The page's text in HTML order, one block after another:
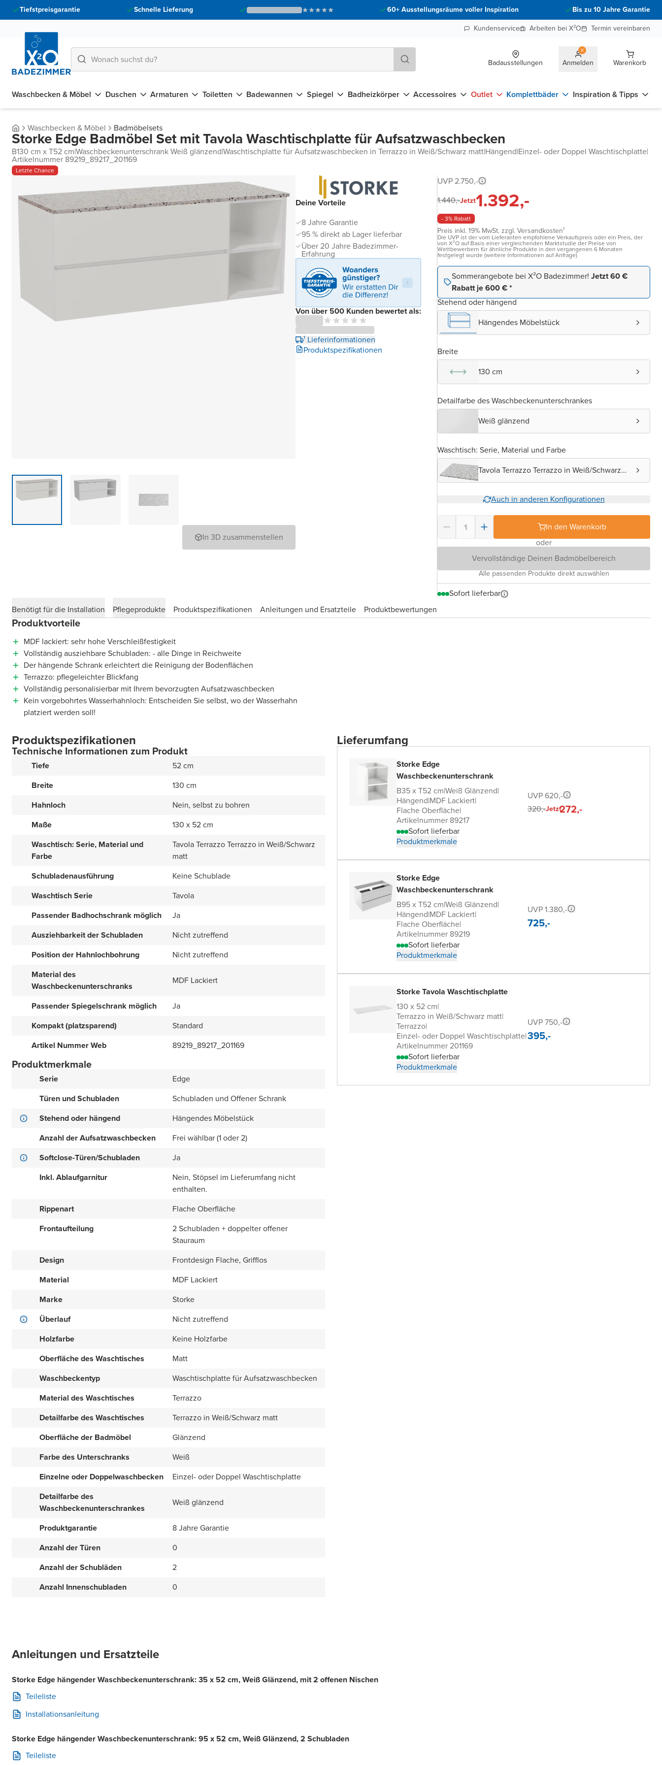
Tiefstpreisgarantie Schnelle Lieferung 60+ Ausstellungsräume voller Inspiration
Bis zu 10 Jahre Garantie
Kundenservice
Arbeiten bei X²O Termin vereinbaren
Badausstellungen Anmelden Warenkorb
Waschbecken & Möbel Duschen Armaturen Toiletten Badewannen Spiegel Badheizkörper Accessoires Outlet Komplettbäder Inspiration & Tipps
Waschbecken & Möbel Badmöbelsets
Storke Edge Badmöbel Set mit Tavola Waschtischplatte für Aufsatzwaschbecken
B130 cm x T52 cm|Waschbeckenunterschrank Weiß glänzend|Waschtischplatte für Aufsatzwaschbecken in Terrazzo in Weiß/Schwarz matt|Hängend|Einzel- oder Doppel Waschtischplatte|
Artikelnummer 89219_89217_201169
Letzte Chance
In 3D zusammenstellen
Deine Vorteile
8 Jahre Garantie
95 % direkt ab Lager lieferbar
Über 20 Jahre Badezimmer-
Erfahrung
Von über 500 Kunden bewertet als:
¹ Lieferinformationen
Produktspezifikationen
UVP 2.750,-
1.440,-Jetzt1.392,-
- 3% Rabatt
Preis inkl. 19% MwSt. zzgl. Versandkosten¹
Die UVP ist der vom Lieferanten empfohlene Verkaufspreis oder ein Preis, der
von X²O auf Basis einer vergleichenden Marktstudie der Preise von
Wettbewerbern für ähnliche Produkte in den vergangenen 6 Monaten
festgelegt wurde (weitere Informationen auf Anfrage)
Sommerangebote bei X²O Badezimmer! Jetzt 60 €
Rabatt je 600 € *
Stehend oder hängend
Hängendes Möbelstück
Breite
130 cm
Detailfarbe des Waschbeckenunterschrankes
Weiß glänzend
Waschtisch: Serie, Material und Farbe
Tavola Terrazzo Terrazzo in Weiß/Schwarz
Auch in anderen Konfigurationen
In den Warenkorb
oder
Vervollständige Deinen Badmöbelbereich
Alle passenden Produkte direkt auswählen
Sofort lieferbar
Benötigt für die Installation
Pflegeprodukte Produktspezifikationen Anleitungen und Ersatzteile Produktbewertungen
Produktvorteile
MDF lackiert: sehr hohe Verschleißfestigkeit
Vollständig ausziehbare Schubladen: - alle Dinge in Reichweite
Der hängende Schrank erleichtert die Reinigung der Bodenflächen
Terrazzo: pflegeleichter Blickfang
Vollständig personalisierbar mit Ihrem bevorzugten Aufsatzwaschbecken
Kein vorgebohrtes Wasserhahnloch: Entscheiden Sie selbst, wo der Wasserhahn
platziert werden soll!
Produktspezifikationen
Technische Informationen zum Produkt
Tiefe
52 cm
Breite
130 cm
Hahnloch
Nein, selbst zu bohren
Maße
130 x 52 cm
Waschtisch: Serie, Material und
Farbe
Tavola Terrazzo Terrazzo in Weiß/Schwarz
matt
Schubladenausführung
Keine Schublade
Waschtisch Serie
Tavola
Passender Badhochschrank möglich
Ja
Ausziehbarkeit der Schubladen
Nicht zutreffend
Position der Hahnlochbohrung
Nicht zutreffend
Material des
Waschbeckenunterschranks
MDF Lackiert
Passender Spiegelschrank möglich
Ja
Kompakt (platzsparend)
Standard
Artikel Nummer Web
89219_89217_201169
Produktmerkmale
Serie
Edge
Türen und Schubladen
Schubladen und Offener Schrank
Stehend oder hängend
Hängendes Möbelstück
Anzahl der Aufsatzwaschbecken
Frei wählbar (1 oder 2)
Softclose-Türen/Schubladen
Ja
Inkl. Ablaufgarnitur
Nein, Stöpsel im Lieferumfang nicht
enthalten.
Rippenart
Flache Oberfläche
Frontaufteilung
2 Schubladen + doppelter offener
Stauraum
Design
Frontdesign Flache, Grifflos
Material
MDF Lackiert
Marke
Storke
Überlauf
Nicht zutreffend
Holzfarbe
Keine Holzfarbe
Oberfläche des Waschtisches
Matt
Waschbeckentyp
Waschtischplatte für Aufsatzwaschbecken
Material des Waschtisches
Terrazzo
Detailfarbe des Waschtisches
Terrazzo in Weiß/Schwarz matt
Oberfläche der Badmöbel
Glänzend
Farbe des Unterschranks
Weiß
Einzelne oder Doppelwaschbecken
Einzel- oder Doppel Waschtischplatte
Detailfarbe des
Waschbeckenunterschrankes
Weiß glänzend
Produktgarantie
8 Jahre Garantie
Anzahl der Türen
0
Anzahl der Schubläden
2
Anzahl Innenschubladen
0
Lieferumfang
Storke Edge
Waschbeckenunterschrank
B35 x T52 cm|Weiß Glänzend|
Hängend|MDF Lackiert|
Flache Oberfläche|
Artikelnummer 89217
Sofort lieferbar
Produktmerkmale
UVP 620,-
320,-Jetzt272,-
Storke Edge
Waschbeckenunterschrank
B95 x T52 cm|Weiß Glänzend|
Hängend|MDF Lackiert|
Flache Oberfläche|
Artikelnummer 89219
Sofort lieferbar
Produktmerkmale
UVP 1.380,-
725,-
Storke Tavola Waschtischplatte
130 x 52 cm|
Terrazzo in Weiß/Schwarz matt|
Terrazzo|
Einzel- oder Doppel Waschtischplatte|
Artikelnummer 201169
Sofort lieferbar
Produktmerkmale
UVP 750,-
395,-
Anleitungen und Ersatzteile
Storke Edge hängender Waschbeckenunterschrank: 35 x 52 cm, Weiß Glänzend, mit 2 offenen Nischen
Teileliste
Installationsanleitung
Storke Edge hängender Waschbeckenunterschrank: 95 x 52 cm, Weiß Glänzend, 2 Schubladen
Teileliste